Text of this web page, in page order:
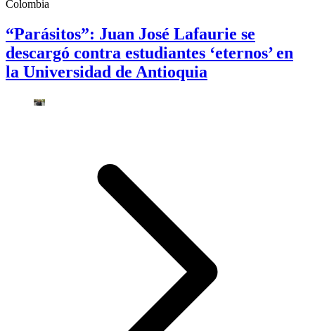
Colombia
“Parásitos”: Juan José Lafaurie se
descargó contra estudiantes ‘eternos’ en
la Universidad de Antioquia